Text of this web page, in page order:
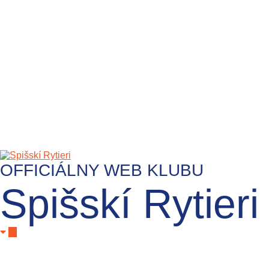
OFFICIÁLNY WEB KLUBU
Spišskí Rytieri